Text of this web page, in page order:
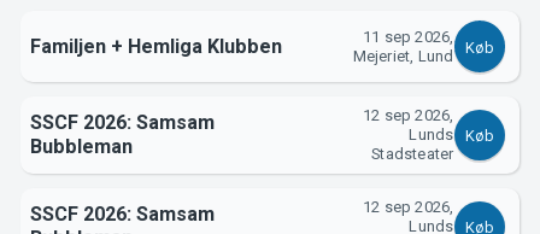
Familjen + Hemliga Klubben
11 sep 2026,
Mejeriet, Lund
Køb
SSCF 2026: Samsam
Bubbleman
12 sep 2026,
Lunds
Stadsteater
Køb
SSCF 2026: Samsam
12 sep 2026,
Lunds
Køb